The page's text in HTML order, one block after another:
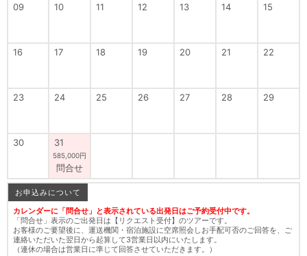
09 10 11 12 13 14 15
16 17 18 19 20 21 22
23 24 25 26 27 28 29
30 31
585,000円
問合せ
お申込みについて
カレンダーに「問合せ」と表示されている出発日はご予約受付中です。
「問合せ」表示のご出発日は【リクエスト受付】のツアーです。
お客様のご要望後に、運送機関・宿泊施設に空席照会しお手配可否のご回答を、ご
連絡いただいた翌日から起算して3営業日以内にいたします。
（連休の場合は営業日に準じて回答させていただきます。）